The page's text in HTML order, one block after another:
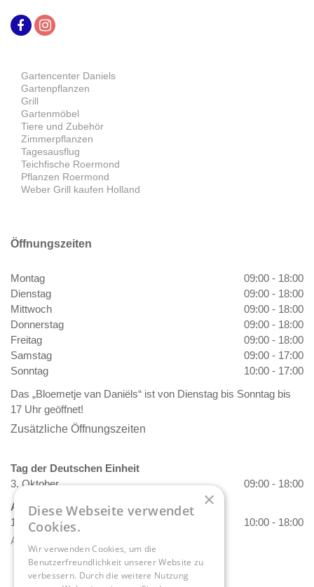
Gartencenter Daniels
Gartenpflanzen
Grill
Gartenmöbel
Tiere und Zubehör
Zimmerpflanzen
Tagesausflug
Teichfische Roermond
Pflanzen Roermond
Weber Grill kaufen Holland
Öffnungszeiten
Montag
09:00 - 18:00
Dienstag
09:00 - 18:00
Mittwoch
09:00 - 18:00
Donnerstag
09:00 - 18:00
Freitag
09:00 - 18:00
Samstag
09:00 - 17:00
Sonntag
10:00 - 17:00
Das „Bloemetje van Daniëls“ ist von Dienstag bis Sonntag bis
17 Uhr geöffnet!
Zusätzliche Öffnungszeiten
Tag der Deutschen Einheit
3. Oktober
09:00 - 18:00
Allerheiligen
1. November
10:00 - 18:00
Alle Öffnungszeiten anzeigen
×
Diese Webseite verwendet
Cookies.
Wir verwenden Cookies, um die
Benutzerfreundlichkeit unserer Website zu
verbessern. Durch die weitere Nutzung